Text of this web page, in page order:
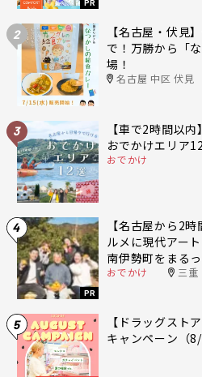
PR
2
【名古屋・伏見
で！万勝から「
場！
名古屋 中区 伏見
3
【車で2時間以
おでかけエリア
おでかけ
4
PR
【名古屋から2
ルメに現代アー
南伊勢町をまる
おでかけ 三重
5
【ドラッグスト
キャンペーン（